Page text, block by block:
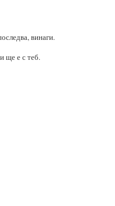
винаги.
ще е с теб.